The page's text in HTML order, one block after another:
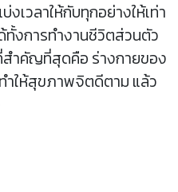
เวลาให้กับทุกอย่างให้เท่า
ทั้งการทำงานชีวิตส่วนตัว
สำคัญที่สุดคือ ร่างกายของ
ำให้สุขภาพจิตดีตาม แล้ว